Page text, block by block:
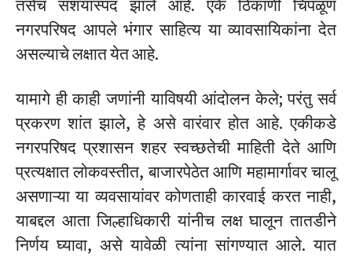
तसेच संशयास्पद झाले आहे. एके ठिकाणी चिपळूण
नगरपरिषद आपले भंगार साहित्य या व्यावसायिकांना देत
असल्याचे लक्षात येत आहे.
यामागे ही काही जणांनी याविषयी आंदोलन केले; परंतु सर्व
प्रकरण शांत झाले, हे असे वारंवार होत आहे. एकीकडे
नगरपरिषद प्रशासन शहर स्वच्छतेची माहिती देते आणि
प्रत्यक्षात लोकवस्तीत, बाजारपेठेत आणि महामार्गावर चालू
असणाऱ्या या व्यवसायांवर कोणताही कारवाई करत नाही,
याबद्दल आता जिल्हाधिकारी यांनीच लक्ष घालून तातडीने
निर्णय घ्यावा, असे यावेळी त्यांना सांगण्यात आले. यात